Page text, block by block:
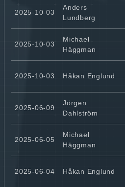
2025-10-03
Anders
Lundberg
2025-10-03
Michael
Häggman
2025-10-03 Håkan Englund
2025-06-09
Jörgen
Dahlström
2025-06-05
Michael
Häggman
2025-06-04 Håkan Englund